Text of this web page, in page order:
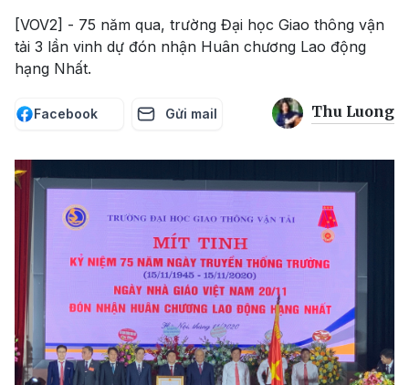
[VOV2] - 75 năm qua, trường Đại học Giao thông vận
tải 3 lần vinh dự đón nhận Huân chương Lao động
hạng Nhất.
Facebook Gửi mail Thu Luong